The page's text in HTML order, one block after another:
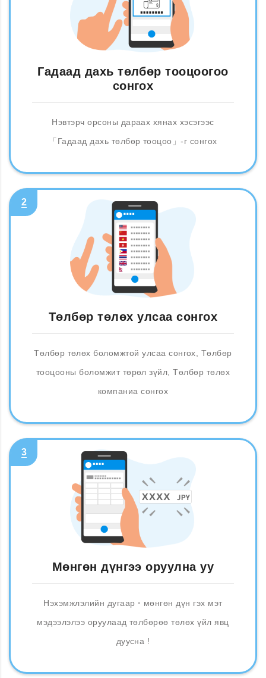
Гадаад дахь төлбөр тооцоогоо
сонгох
Нэвтэрч орсоны дараах хянах хэсэгээс
「Гадаад дахь төлбөр тооцоо」-г сонгох
2
Төлбөр төлөх улсаа сонгох
Төлбөр төлөх боломжтой улсаа сонгох, Төлбөр
тооцооны боломжит төрөл зүйл, Төлбөр төлөх
компаниа сонгох
3
Мөнгөн дүнгээ оруулна уу
Нэхэмжлэлийн дугаар・мөнгөн дүн гэх мэт
мэдээлэлээ оруулаад төлбөрөө төлөх үйл явц
дуусна !